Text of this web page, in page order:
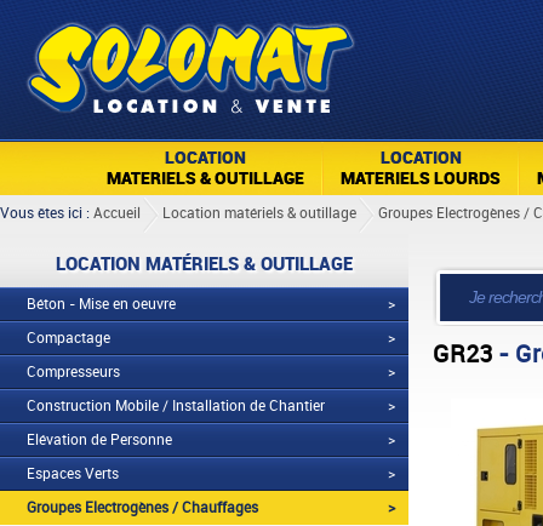
LOCATION
MATERIELS & OUTILLAGE
LOCATION
MATERIELS LOURDS
Vous êtes ici : Accueil Location matériels & outillage Groupes Electrogènes /
LOCATION MATÉRIELS & OUTILLAGE
Béton - Mise en oeuvre
>
Compactage
>
Compresseurs
>
Construction Mobile / Installation de Chantier
>
Elévation de Personne
>
Espaces Verts
>
Groupes Electrogènes / Chauffages
>
GR23 -